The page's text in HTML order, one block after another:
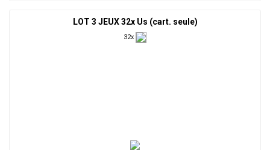
LOT 3 JEUX 32x Us (cart. seule)
32x